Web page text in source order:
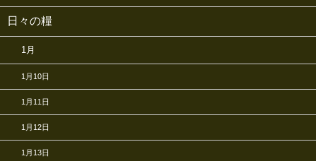
日々の糧
1月
1月10日
1月11日
1月12日
1月13日